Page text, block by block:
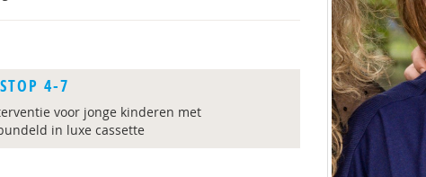
4-7
voor jonge kinderen met
in luxe cassette